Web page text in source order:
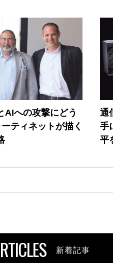
AIへの攻撃にどう
ティネットが描く
通
手
平
新着記事